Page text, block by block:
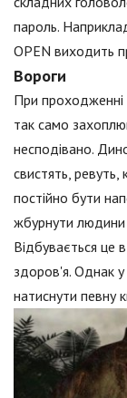
пароль.
OPEN виходить
Вороги
При проходженні
так само
несподівано.
свистять,
постійно бути
жбурнути людини
Відбувається це
здоров'я. Однак
натиснути певну